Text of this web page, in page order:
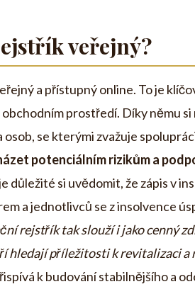
veřejný?
a přístupný online. To je
prostředí. Díky němu si
se kterými zvažuje
potenciálním rizikům a
důležité si uvědomit, že zápis v
a jednotlivců se z insolvence
rejstřík tak slouží i jako cenný
hledají příležitosti k revitalizaci a
k budování stabilnějšího a